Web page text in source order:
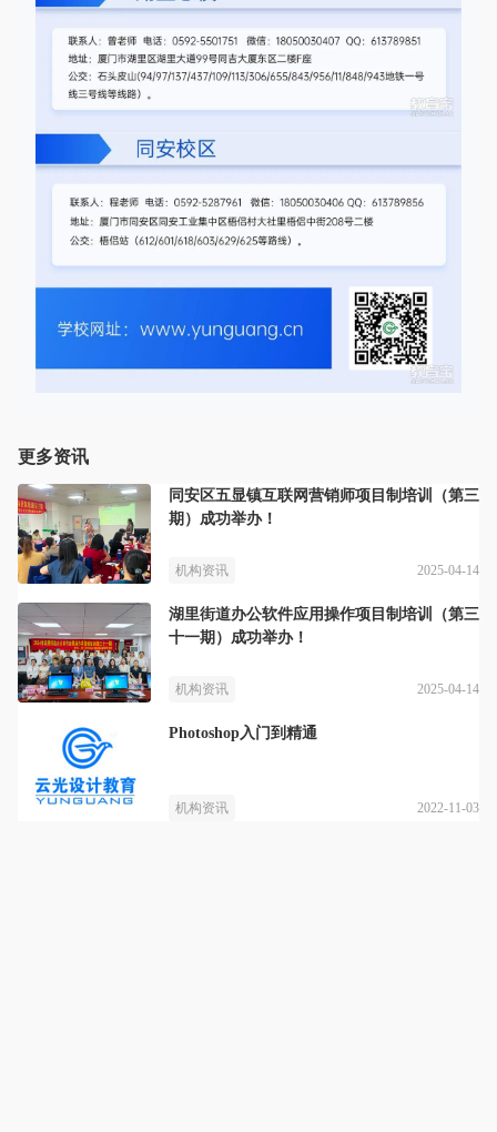
更多资讯
同安区五显镇互联网营销师项目制培训（第三
期）成功举办！
机构资讯 2025-04-14
湖里街道办公软件应用操作项目制培训（第三
十一期）成功举办！
机构资讯 2025-04-14
Photoshop入门到精通
机构资讯 2022-11-03